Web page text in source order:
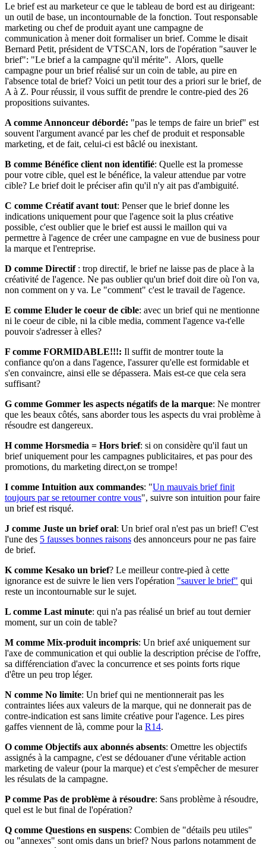
Le brief est au marketeur ce que le tableau de bord est au dirigeant:
un outil de base, un incontournable de la fonction. Tout responsable
marketing ou chef de produit ayant une campagne de
communication à mener doit formaliser un brief. Comme le disait
Bernard Petit, président de VTSCAN, lors de l'opération "sauver le
brief": "Le brief a la campagne qu'il mérite". Alors, quelle
campagne pour un brief réalisé sur un coin de table, au pire en
l'absence total de brief? Voici un petit tour des a priori sur le brief, de
A à Z. Pour réussir, il vous suffit de prendre le contre-pied des 26
propositions suivantes.
A comme Annonceur débordé: "pas le temps de faire un brief" est
souvent l'argument avancé par les chef de produit et responsable
marketing, et de fait, celui-ci est bâclé ou inexistant.
B comme Bénéfice client non identifié: Quelle est la promesse
pour votre cible, quel est le bénéfice, la valeur attendue par votre
cible? Le brief doit le préciser afin qu'il n'y ait pas d'ambiguité.
C comme Créatif avant tout: Penser que le brief donne les
indications uniquement pour que l'agence soit la plus créative
possible, c'est oublier que le brief est aussi le maillon qui va
permettre à l'agence de créer une campagne en vue de business pour
la marque et l'entreprise.
D comme Directif: trop directif, le brief ne laisse pas de place à la
créativité de l'agence. Ne pas oublier qu'un brief doit dire où l'on va,
non comment on y va. Le "comment" c'est le travail de l'agence.
E comme Eluder le coeur de cible: avec un brief qui ne mentionne
ni le coeur de cible, ni la cible media, comment l'agence va-t'elle
pouvoir s'adresser à elles?
F comme FORMIDABLE!!!: Il suffit de montrer toute la
confiance qu'on a dans l'agence, l'assurer qu'elle est formidable et
s'en convaincre, ainsi elle se dépassera. Mais est-ce que cela sera
suffisant?
G comme Gommer les aspects négatifs de la marque: Ne montrer
que les beaux côtés, sans aborder tous les aspects du vrai problème à
résoudre est dangereux.
H comme Horsmedia = Hors brief: si on considère qu'il faut un
brief uniquement pour les campagnes publicitaires, et pas pour des
promotions, du marketing direct,on se trompe!
I comme Intuition aux commandes: "Un mauvais brief finit
toujours par se retourner contre vous", suivre son intuition pour faire
un brief est risqué.
J comme Juste un brief oral: Un brief oral n'est pas un brief! C'est
l'une des 5 fausses bonnes raisons des annonceurs pour ne pas faire
de brief.
K comme Kesako un brief? Le meilleur contre-pied à cette
ignorance est de suivre le lien vers l'opération "sauver le brief" qui
reste un incontournable sur le sujet.
L comme Last minute: qui n'a pas réalisé un brief au tout dernier
moment, sur un coin de table?
M comme Mix-produit incompris: Un brief axé uniquement sur
l'axe de communication et qui oublie la description précise de l'offre,
sa différenciation d'avec la concurrence et ses points forts rique
d'être un peu trop léger.
N comme No limite: Un brief qui ne mentionnerait pas les
contraintes liées aux valeurs de la marque, qui ne donnerait pas de
contre-indication est sans limite créative pour l'agence. Les pires
gaffes viennent de là, comme pour la R14.
O comme Objectifs aux abonnés absents: Omettre les objectifs
assignés à la campagne, c'est se dédouaner d'une véritable action
marketing de valeur (pour la marque) et c'est s'empêcher de mesurer
les résulats de la campagne.
P comme Pas de problème à résoudre: Sans problème à résoudre,
quel est le but final de l'opération?
Q comme Questions en suspens: Combien de "détails peu utiles"
ou "annexes" sont omis dans un brief? Nous parlons notamment de